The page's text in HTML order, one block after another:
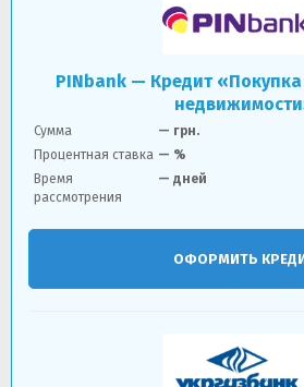
PINbank — Кредит
Сумма — грн.
Процентная ставка — %
Время
рассмотрения
— дней
ОФОРМИТЬ